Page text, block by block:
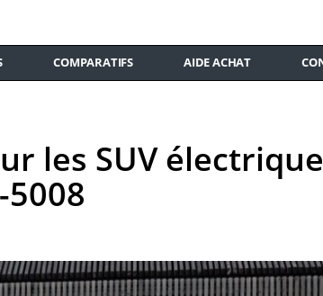
COMPARATIFS AIDE ACHAT
les SUV